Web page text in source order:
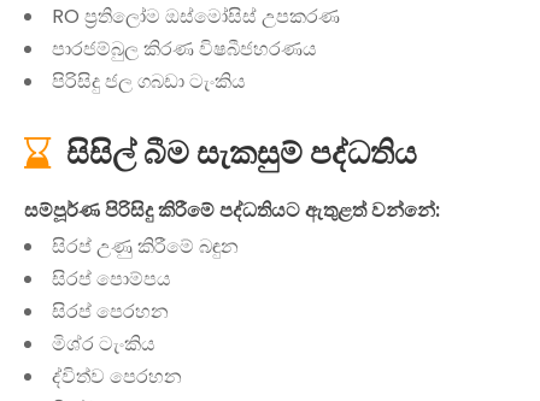
RO ප්‍රතිලෝම ඔස්මෝසිස් උපකරණ
පාරජම්බුල කිරණ විෂබීජහරණය
පිරිසිදු ජල ගබඩා ටැංකිය
 සිසිල් බීම සැකසුම් පද්ධතිය
සම්පූර්ණ පිරිසිදු කිරීමේ පද්ධතියට ඇතුළත් වන්නේ:
සිරප් උණු කිරීමේ බඳුන
සිරප් පොම්පය
සිරප් පෙරහන
මිශ්ර ටැංකිය
ද්විත්ව පෙරහන